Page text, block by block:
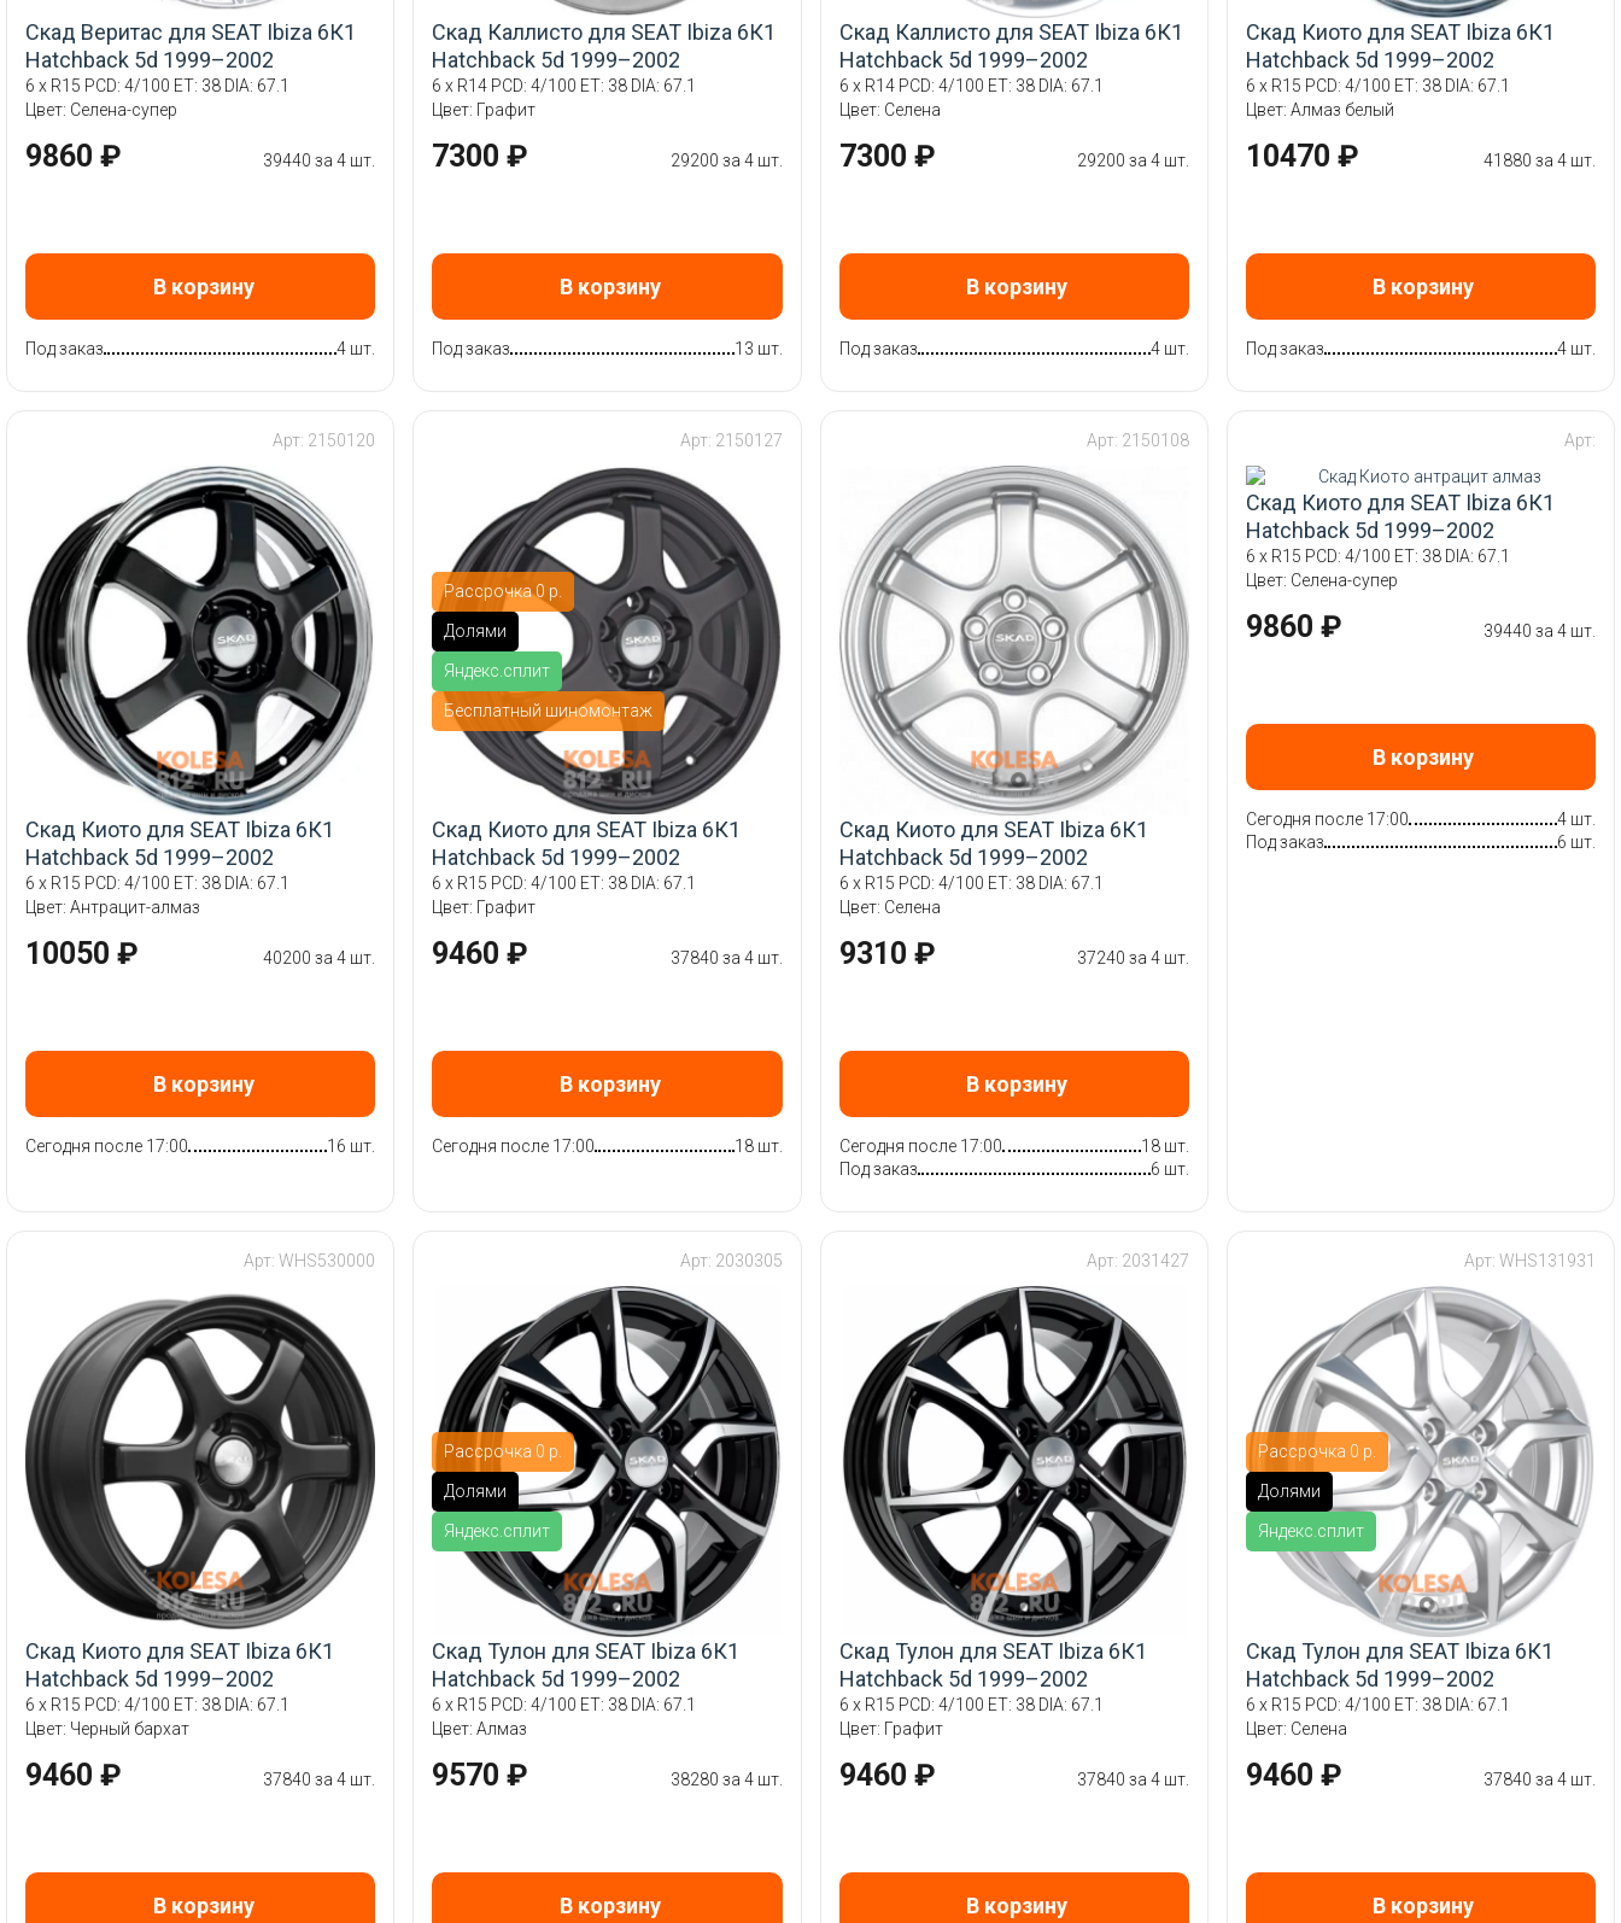
Скад Веритас для SEAT Ibiza 6К1
Hatchback 5d 1999–2002
6 x R15 PCD: 4/100 ET: 38 DIA: 67.1
Цвет: Селена-супер
9860 ₽ 39440 за 4 шт.
В корзину
Под заказ 4 шт.
Скад Каллисто для SEAT Ibiza 6К1
Hatchback 5d 1999–2002
6 x R14 PCD: 4/100 ET: 38 DIA: 67.1
Цвет: Графит
7300 ₽ 29200 за 4 шт.
В корзину
Под заказ 13 шт.
Скад Каллисто для SEAT Ibiza 6К1
Hatchback 5d 1999–2002
6 x R14 PCD: 4/100 ET: 38 DIA: 67.1
Цвет: Селена
7300 ₽ 29200 за 4 шт.
В корзину
Под заказ 4 шт.
Скад Киото для SEAT Ibiza 6К1
Hatchback 5d 1999–2002
6 x R15 PCD: 4/100 ET: 38 DIA: 67.1
Цвет: Алмаз белый
10470 ₽ 41880 за 4 шт.
В корзину
Под заказ 4 шт.
Арт: 2150120
Скад Киото для SEAT Ibiza 6К1
Hatchback 5d 1999–2002
6 x R15 PCD: 4/100 ET: 38 DIA: 67.1
Цвет: Антрацит-алмаз
10050 ₽ 40200 за 4 шт.
В корзину
Сегодня после 17:00 16 шт.
Рассрочка 0 р.
Долями
Яндекс.сплит
Бесплатный шиномонтаж
Арт: 2150127
Скад Киото для SEAT Ibiza 6К1
Hatchback 5d 1999–2002
6 x R15 PCD: 4/100 ET: 38 DIA: 67.1
Цвет: Графит
9460 ₽ 37840 за 4 шт.
В корзину
Сегодня после 17:00 18 шт.
Арт: 2150108
Скад Киото для SEAT Ibiza 6К1
Hatchback 5d 1999–2002
6 x R15 PCD: 4/100 ET: 38 DIA: 67.1
Цвет: Селена
9310 ₽ 37240 за 4 шт.
В корзину
Сегодня после 17:00
18 шт.
Под заказ
6 шт.
Арт:
Скад Киото для SEAT Ibiza 6К1
Hatchback 5d 1999–2002
6 x R15 PCD: 4/100 ET: 38 DIA: 67.1
Цвет: Селена-супер
9860 ₽ 39440 за 4 шт.
В корзину
Сегодня после 17:00
4 шт.
Под заказ
6 шт.
Арт: WHS530000
Скад Киото для SEAT Ibiza 6К1
Hatchback 5d 1999–2002
6 x R15 PCD: 4/100 ET: 38 DIA: 67.1
Цвет: Черный бархат
9460 ₽ 37840 за 4 шт.
В корзину
Рассрочка 0 р.
Долями
Яндекс.сплит
Арт: 2030305
Скад Тулон для SEAT Ibiza 6К1
Hatchback 5d 1999–2002
6 x R15 PCD: 4/100 ET: 38 DIA: 67.1
Цвет: Алмаз
9570 ₽ 38280 за 4 шт.
В корзину
Арт: 2031427
Скад Тулон для SEAT Ibiza 6К1
Hatchback 5d 1999–2002
6 x R15 PCD: 4/100 ET: 38 DIA: 67.1
Цвет: Графит
9460 ₽ 37840 за 4 шт.
В корзину
Рассрочка 0 р.
Долями
Яндекс.сплит
Арт: WHS131931
Скад Тулон для SEAT Ibiza 6К1
Hatchback 5d 1999–2002
6 x R15 PCD: 4/100 ET: 38 DIA: 67.1
Цвет: Селена
9460 ₽ 37840 за 4 шт.
В корзину